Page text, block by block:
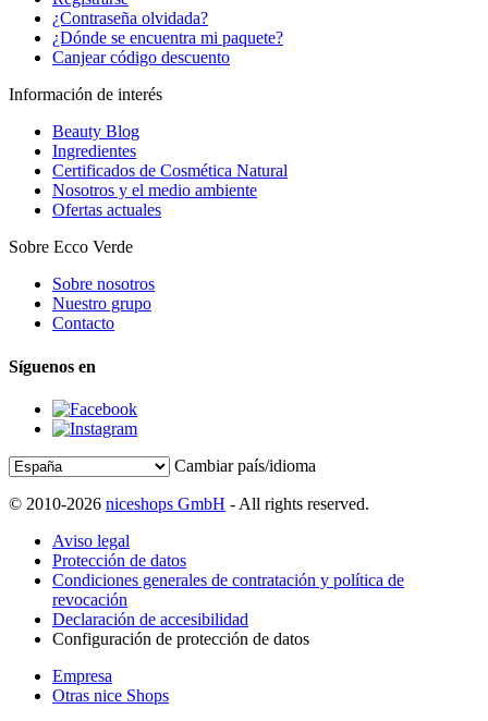
¿Contraseña olvidada?
¿Dónde se encuentra mi paquete?
Canjear código descuento
Información de interés
Beauty Blog
Ingredientes
Certificados de Cosmética Natural
Nosotros y el medio ambiente
Ofertas actuales
Sobre Ecco Verde
Sobre nosotros
Nuestro grupo
Contacto
Síguenos en
Cambiar país/idioma
© 2010-2026 niceshops GmbH - All rights reserved.
Aviso legal
Protección de datos
Condiciones generales de contratación y política de
revocación
Declaración de accesibilidad
Configuración de protección de datos
Empresa
Otras nice Shops